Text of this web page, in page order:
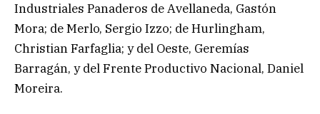
Industriales Panaderos de Avellaneda, Gastón
Mora; de Merlo, Sergio Izzo; de Hurlingham,
Christian Farfaglia; y del Oeste, Geremías
Barragán, y del Frente Productivo Nacional, Daniel
Moreira.